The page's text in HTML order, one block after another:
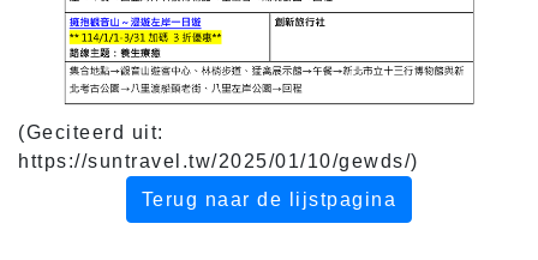
(Geciteerd uit:
https://suntravel.tw/2025/01/10/gewds/)
Terug naar de lijstpagina